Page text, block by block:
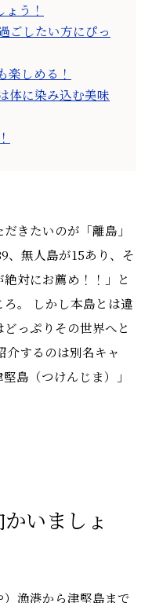
う！
ごしたい方にぴっ
楽しめる！
体に染み込む美味
きたいのが「離島」
、無人島が15あり、そ
対にお薦め！！」と
。 しかし本島とは違
っぷりその世界へと
介するのは別名キャ
島（つけんじま）」
いましょ
漁港から津堅島まで